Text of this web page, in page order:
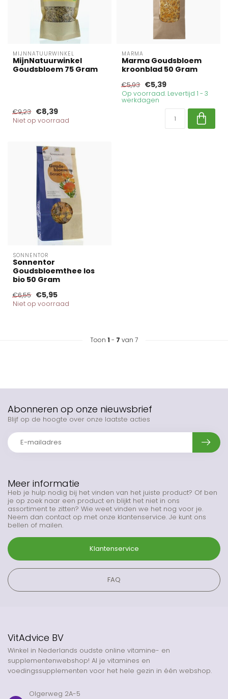
MIJNNATUURWINKEL
MijnNatuurwinkel
Goudsbloem 75 Gram
€9,23 €8,39
Niet op voorraad
MARMA
Marma Goudsbloem
kroonblad 50 Gram
€5,93 €5,39
Op voorraad. Levertijd 1 - 3
werkdagen
SONNENTOR
Sonnentor
Goudsbloemthee los
bio 50 Gram
€6,55 €5,95
Niet op voorraad
Toon 1 - 7 van 7
Meer informatie
Heb je hulp nodig bij het vinden van het juiste product? Of ben
je op zoek naar een product en blijkt het niet in ons
assortiment te zitten? Wie weet vinden we het nog voor je.
Neem dan contact op met onze klantenservice. Je kunt ons
bellen of mailen.
Klantenservice
FAQ
Abonneren op onze nieuwsbrief
Blijf op de hoogte over onze laatste acties
VitAdvice BV
Winkel in Nederlands oudste online vitamine- en
supplementenwebshop! Al je vitamines en
voedingssupplementen voor het hele gezin in één webshop.
Olgerweg 2A-5